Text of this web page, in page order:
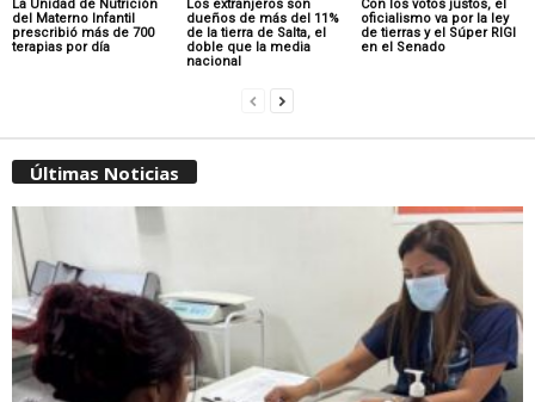
La Unidad de Nutrición
del Materno Infantil
prescribió más de 700
terapias por día
Los extranjeros son
dueños de más del 11%
de la tierra de Salta, el
doble que la media
nacional
Con los votos justos, el
oficialismo va por la ley
de tierras y el Súper RIGI
en el Senado
Últimas Noticias